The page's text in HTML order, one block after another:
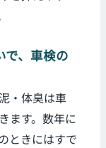
で、車検の
・体臭は車
ます。数年に
ときにはすで